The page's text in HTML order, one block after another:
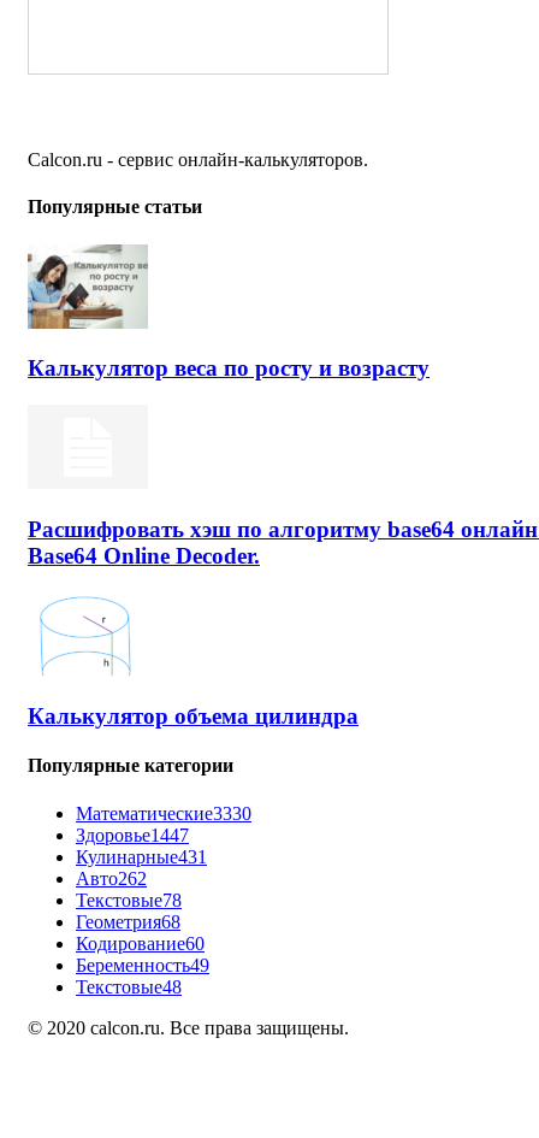
Calcon.ru - сервис онлайн-калькуляторов.
Популярные статьи
Калькулятор веса по росту и возрасту
Расшифровать хэш по алгоритму base64
Base64 Online Decoder.
Калькулятор объема цилиндра
Популярные категории
Математические3330
Здоровье1447
Кулинарные431
Авто262
Текстовые78
Геометрия68
Кодирование60
Беременность49
Текстовые48
© 2020 calcon.ru. Все права защищены.